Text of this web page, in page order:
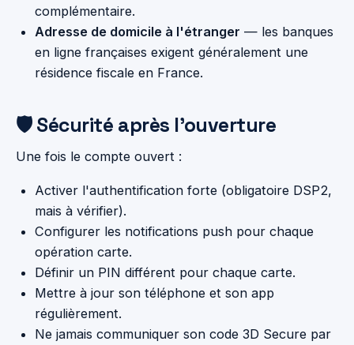
complémentaire.
Adresse de domicile à l'étranger — les banques
en ligne françaises exigent généralement une
résidence fiscale en France.
🛡️ Sécurité après l'ouverture
Une fois le compte ouvert :
Activer l'authentification forte (obligatoire DSP2,
mais à vérifier).
Configurer les notifications push pour chaque
opération carte.
Définir un PIN différent pour chaque carte.
Mettre à jour son téléphone et son app
régulièrement.
Ne jamais communiquer son code 3D Secure par